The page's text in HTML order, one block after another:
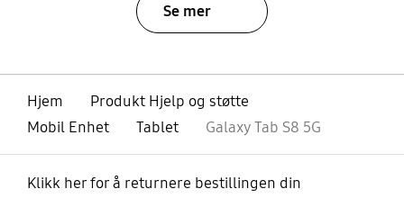
Se mer
Hjem
Produkt Hjelp og støtte
Mobil Enhet
Tablet Galaxy Tab S8 5G
Klikk her for å returnere bestillingen din